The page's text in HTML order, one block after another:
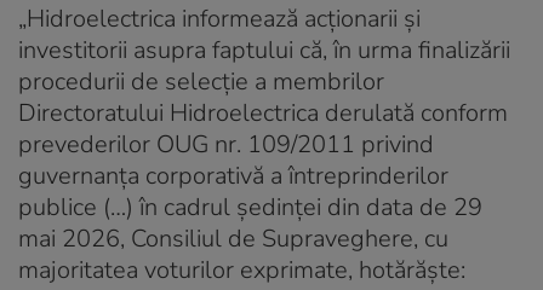
„Hidroelectrica informează acționarii și
investitorii asupra faptului că, în urma finalizării
procedurii de selecție a membrilor
Directoratului Hidroelectrica derulată conform
prevederilor OUG nr. 109/2011 privind
guvernanța corporativă a întreprinderilor
publice (…) în cadrul ședinței din data de 29
mai 2026, Consiliul de Supraveghere, cu
majoritatea voturilor exprimate, hotărăște: